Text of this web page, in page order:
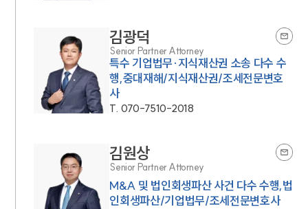
김광덕
Senior Partner Attorney
특수 기업법무·지식재산권 소송 다수 수
행,중대재해/지식재산권/조세전문변호
사
T. 070-7510-2018
김원상
Senior Partner Attorney
M&A 및 법인회생파산 사건 다수 수행,법
인회생파산/기업법무/조세전문변호사